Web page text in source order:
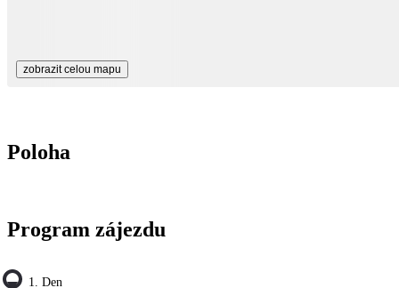
zobrazit celou mapu
Poloha
Program zájezdu
1. Den